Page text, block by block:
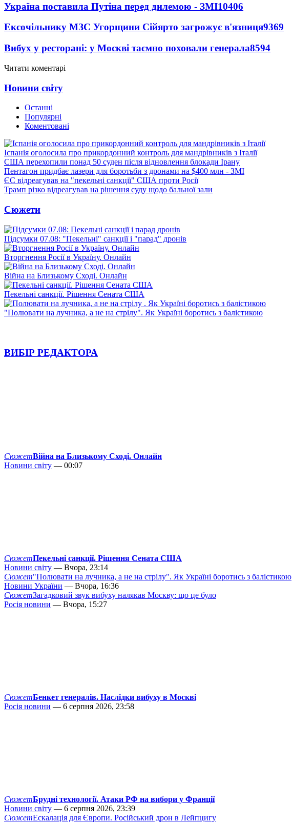
Україна поставила Путіна перед дилемою - ЗМІ10406
Ексочільнику МЗС Угорщини Сійярто загрожує в'язниця9369
Вибух у ресторані: у Москві таємно поховали генерала8594
Читати коментарі
Новини світу
Останні
Популярні
Коментовані
Іспанія оголосила про прикордонний контроль для мандрівників з Італії
США перехопили понад 50 суден після відновлення блокади Ірану
Пентагон придбає лазери для боротьби з дронами на $400 млн - ЗМІ
ЄС відреагував на "пекельні санкції" США проти Росії
Трамп різко відреагував на рішення суду щодо бальної зали
Сюжети
Підсумки 07.08: "Пекельні" санкції і "парад" дронів
Вторгнення Росії в Україну. Онлайн
Війна на Близькому Сході. Онлайн
Пекельні санкції. Рішення Сената США
"Полювати на лучника, а не на стрілу". Як Україні боротись з балістикою
ВИБІР РЕДАКТОРА
СюжетВійна на Близькому Сході. Онлайн
Новини світу — 00:07
СюжетПекельні санкції. Рішення Сената США
Новини світу — Вчора, 23:14
Сюжет"Полювати на лучника, а не на стрілу". Як Україні боротись з балістикою
Новини України — Вчора, 16:36
СюжетЗагадковий звук вибуху налякав Москву: що це було
Росія новини — Вчора, 15:27
СюжетБенкет генералів. Наслідки вибуху в Москві
Росія новини — 6 серпня 2026, 23:58
СюжетБрудні технології. Атаки РФ на вибори у Франції
Новини світу — 6 серпня 2026, 23:39
СюжетЕскалація для Європи. Російський дрон в Лейпцигу